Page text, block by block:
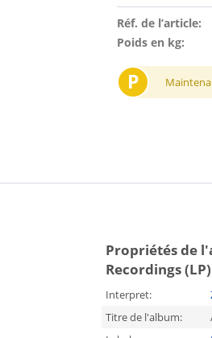
Réf. de l’article:
Poids en kg:
P
Propriétés de
Recordings (LP)
Interpret:
Titre de l'album: